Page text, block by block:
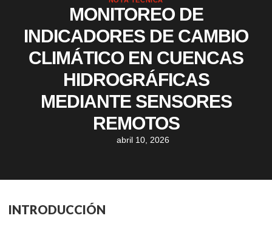
MONITOREO DE
INDICADORES DE CAMBIO
CLIMÁTICO EN CUENCAS
HIDROGRÁFICAS
MEDIANTE SENSORES
REMOTOS
abril 10, 2026
INTRODUCCIÓN